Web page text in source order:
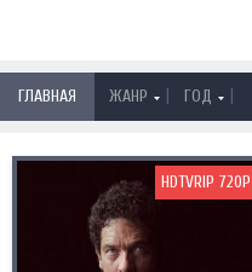
ГЛАВНАЯ ЖАНР | ГОД |
HDTVRIP 720P